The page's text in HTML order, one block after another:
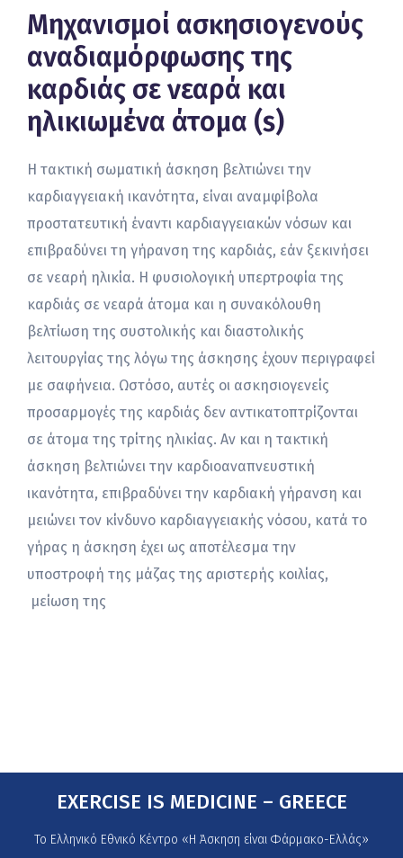
Μηχανισμοί ασκησιογενούς
αναδιαμόρφωσης της
καρδιάς σε νεαρά και
ηλικιωμένα άτομα (s)
Η τακτική σωματική άσκηση βελτιώνει την
καρδιαγγειακή ικανότητα, είναι αναμφίβολα
προστατευτική έναντι καρδιαγγειακών νόσων και
επιβραδύνει τη γήρανση της καρδιάς, εάν ξεκινήσει
σε νεαρή ηλικία. Η φυσιολογική υπερτροφία της
καρδιάς σε νεαρά άτομα και η συνακόλουθη
βελτίωση της συστολικής και διαστολικής
λειτουργίας της λόγω της άσκησης έχουν περιγραφεί
με σαφήνεια. Ωστόσο, αυτές οι ασκησιογενείς
προσαρμογές της καρδιάς δεν αντικατοπτρίζονται
σε άτομα της τρίτης ηλικίας. Αν και η τακτική
άσκηση βελτιώνει την καρδιοαναπνευστική
ικανότητα, επιβραδύνει την καρδιακή γήρανση και
μειώνει τον κίνδυνο καρδιαγγειακής νόσου, κατά το
γήρας η άσκηση έχει ως αποτέλεσμα την
υποστροφή της μάζας της αριστερής κοιλίας,
μείωση της
EXERCISE IS MEDICINE – GREECE
Το Ελληνικό Εθνικό Κέντρο «Η Άσκηση είναι Φάρμακο-Ελλάς»